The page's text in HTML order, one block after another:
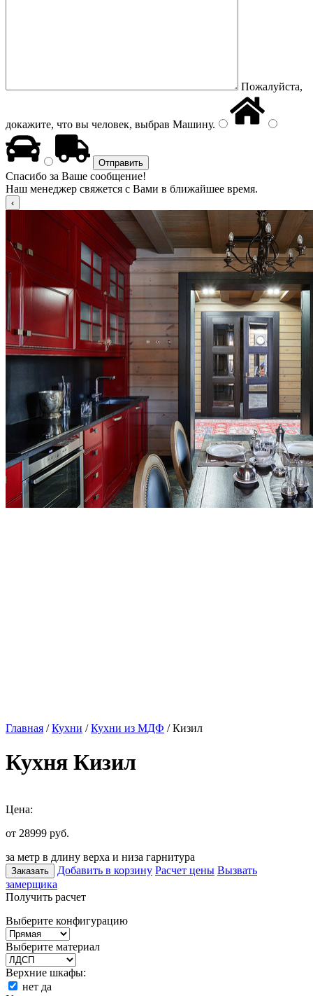
Пожалуйста,
докажите, что вы человек, выбрав Машину.
Спасибо за Ваше сообщение!
Наш менеджер свяжется с Вами в ближайшее время.
Главная /Кухни /Кухни из МДФ / Кизил
Кухня Кизил
Цена:
от 28999 руб.
за метр в длину верха и низа гарнитура
Заказать Добавить в корзину Расчет цены Вызвать
замерщика
Получить расчет
Выберите конфигурацию
Выберите материал
Верхние шкафы:
нет да